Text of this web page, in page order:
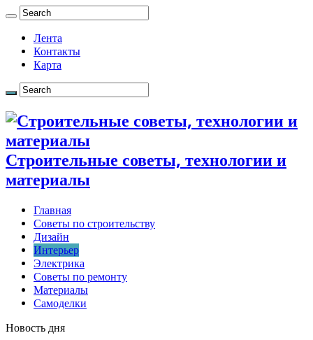
Лента
Контакты
Карта
Строительные советы, технологии и
материалы
Главная
Советы по строительству
Дизайн
Интерьер
Электрика
Советы по ремонту
Материалы
Самоделки
Новость дня